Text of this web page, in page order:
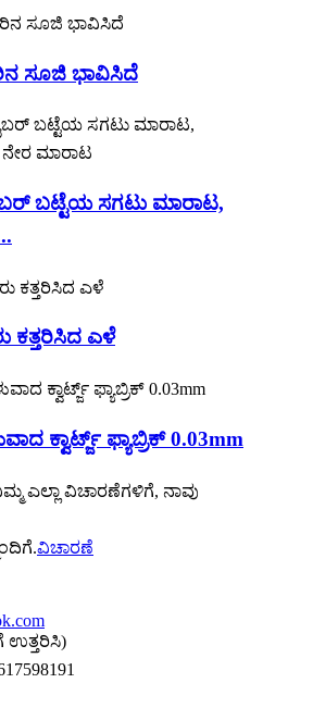
ಸೂಜಿ ಭಾವಿಸಿದೆ
ಬಟ್ಟೆಯ ಸಗಟು ಮಾರಾಟ,
ಕತ್ತರಿಸಿದ ಎಳೆ
ಕ್ವಾರ್ಟ್ಜ್ ಫ್ಯಾಬ್ರಿಕ್ 0.03mm
ಎಲ್ಲಾ ವಿಚಾರಣೆಗಳಿಗೆ, ನಾವು
ವಿಚಾರಣೆ
ಉತ್ತರಿಸಿ)